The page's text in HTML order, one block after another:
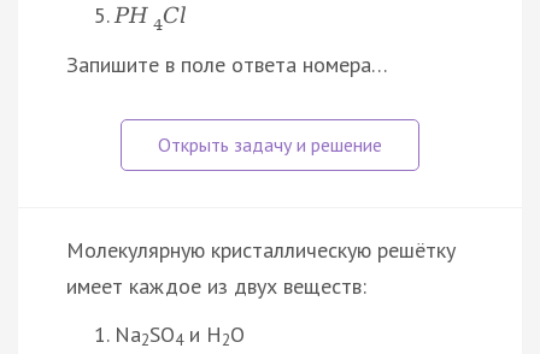
РH 4Cl
Запишите в поле ответа номера…
Молекулярную кристаллическую решётку
имеет каждое из двух веществ:
Na2SO4 и H2O